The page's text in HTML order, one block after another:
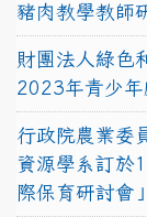
豬肉教學教師
財團法人綠色
2023年青少年
行政院農業委
資源學系訂於
際保育研討會」